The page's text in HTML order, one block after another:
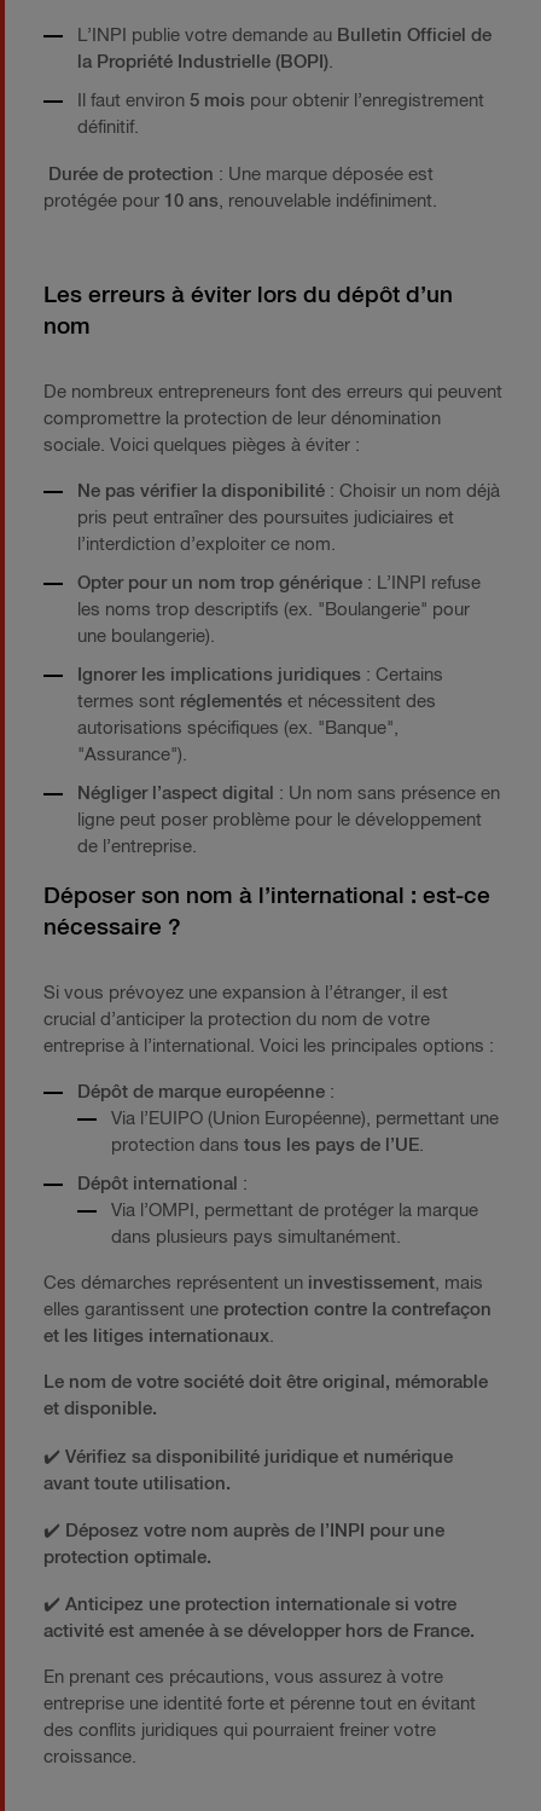
L’INPI publie votre demande au Bulletin Officiel de
la Propriété Industrielle (BOPI).
Il faut environ 5 mois pour obtenir l’enregistrement
définitif.
Durée de protection : Une marque déposée est
protégée pour 10 ans , renouvelable indéfiniment.
Les erreurs à éviter lors du dépôt d’un
nom
De nombreux entrepreneurs font des erreurs qui peuvent
compromettre la protection de leur dénomination
sociale. Voici quelques pièges à éviter :
Ne pas vérifier la disponibilité : Choisir un nom déjà
pris peut entraîner des poursuites judiciaires et
l’interdiction d’exploiter ce nom.
Opter pour un nom trop générique : L’INPI refuse
les noms trop descriptifs (ex. "Boulangerie" pour
une boulangerie).
Ignorer les implications juridiques : Certains
termes sont réglementés et nécessitent des
autorisations spécifiques (ex. "Banque",
"Assurance").
Négliger l’aspect digital : Un nom sans présence en
ligne peut poser problème pour le développement
de l’entreprise.
Déposer son nom à l’international : est-ce
nécessaire ?
Si vous prévoyez une expansion à l’étranger, il est
crucial d’anticiper la protection du nom de votre
entreprise à l’international. Voici les principales options :
Dépôt de marque européenne :
Via l’EUIPO (Union Européenne), permettant une
protection dans tous les pays de l’UE
Dépôt international :
Via l’OMPI, permettant de protéger la marque
dans plusieurs pays simultanément.
Ces démarches représentent un investissement, mais
elles garantissent une protection contre la contrefaçon
et les litiges internationaux.
Le nom de votre société doit être original, mémorable
et disponible.
✔️ Vérifiez sa disponibilité juridique et numérique
avant toute utilisation.
✔️ Déposez votre nom auprès de l’INPI pour une
protection optimale.
✔️ Anticipez une protection internationale si votre
activité est amenée à se développer hors de France.
En prenant ces précautions, vous assurez à votre
entreprise une identité forte et pérenne tout en évitant
des conflits juridiques qui pourraient freiner votre
croissance.